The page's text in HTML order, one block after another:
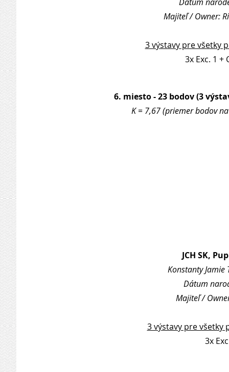
Majiteľ / Owner:
3 výstavy pre všetky
3x Exc. 1 +
6. miesto - 23 bodov (3
K = 7,67 (priemer bodov
JCH SK,
Konstanty Jamie
Dátum
Majiteľ /
3 výstavy pre všetky
3x